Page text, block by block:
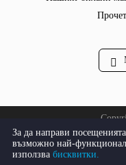
Онлайн
За да направи
възможно най-
използва бисквитки.